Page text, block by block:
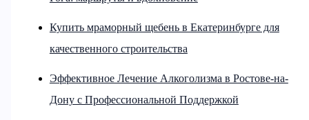
Купить мраморный щебень в Екатеринбурге для
качественного строительства
Эффективное Лечение Алкоголизма в Ростове-на-
Дону с Профессиональной Поддержкой